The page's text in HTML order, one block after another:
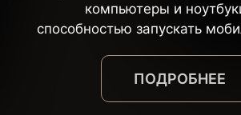
компьютеры и
способностью запускать
ПОДРОБНЕЕ